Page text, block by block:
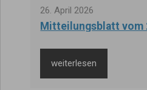
26.April 2026
Mitteilungsblatt vom
weiterlesen